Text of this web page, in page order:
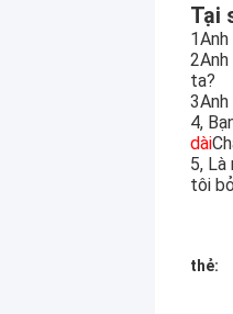
Tại
ta?
4,
dài
5,
tôi
thẻ: